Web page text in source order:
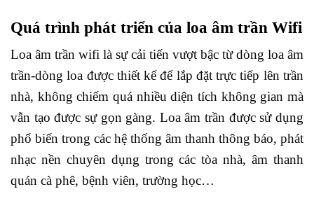
Quá trình phát triển của loa âm trần Wifi
Loa âm trần wifi là sự cải tiến vượt bậc từ dòng loa âm
trần-dòng loa được thiết kế để lắp đặt trực tiếp lên trần
nhà, không chiếm quá nhiều diện tích không gian mà
vẫn tạo được sự gọn gàng. Loa âm trần được sử dụng
phổ biến trong các hệ thống âm thanh thông báo, phát
nhạc nền chuyên dụng trong các tòa nhà, âm thanh
quán cà phê, bệnh viên, trường học…